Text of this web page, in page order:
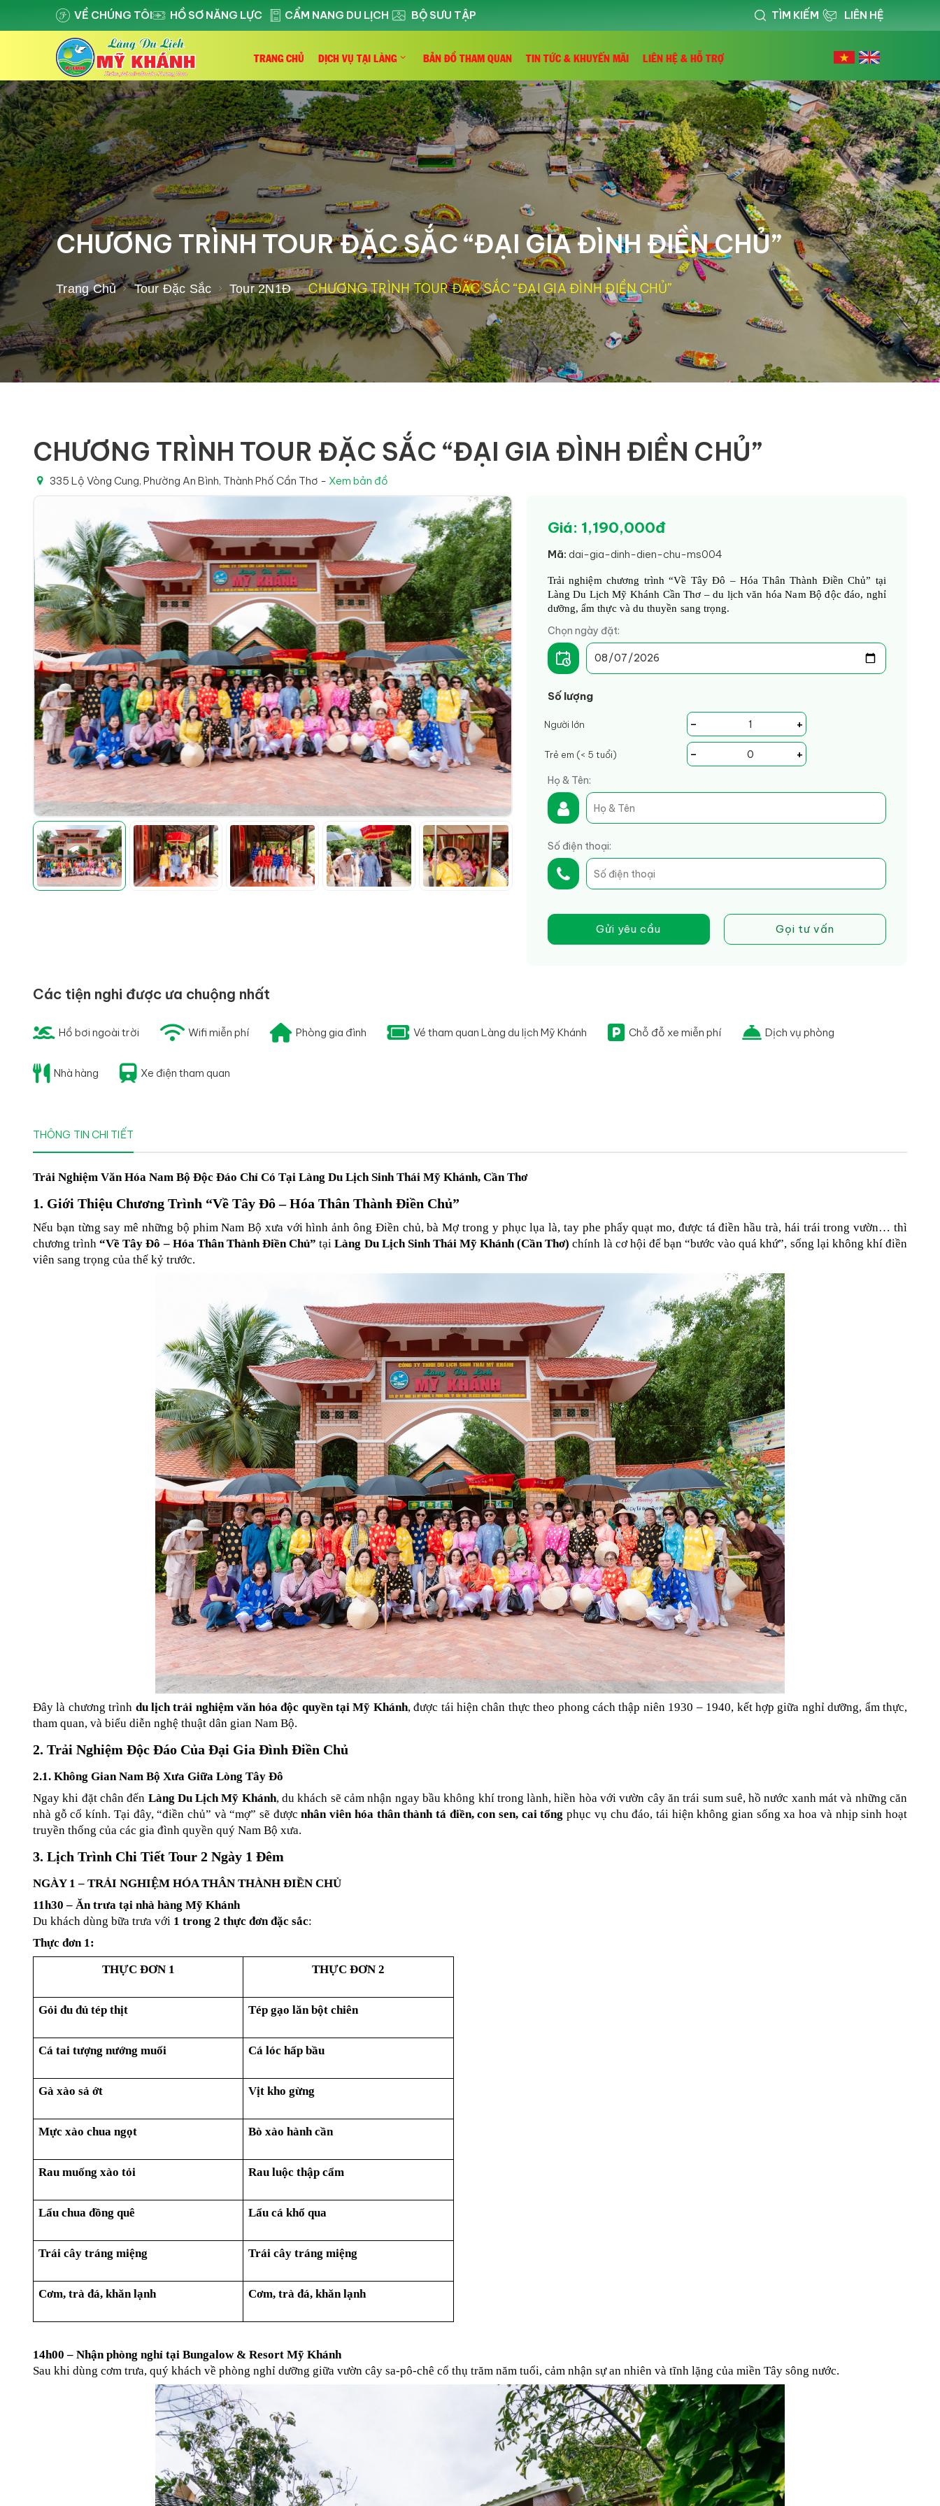
VỀ CHÚNG TÔI HỒ SƠ NĂNG LỰC CẨM NANG DU LỊCH BỘ SƯU TẬP TÌM KIẾM LIÊN HỆ
TRANG CHỦ DỊCH VỤ TẠI LÀNG BẢN ĐỒ THAM QUAN TIN TỨC & KHUYẾN MÃI LIÊN HỆ & HỖ TRỢ
CHƯƠNG TRÌNH TOUR ĐẶC SẮC “ĐẠI GIA ĐÌNH ĐIỀN CHỦ”
Trang Chủ Tour Đặc Sắc Tour 2N1Đ CHƯƠNG TRÌNH TOUR ĐẶC SẮC “ĐẠI GIA ĐÌNH ĐIỀN CHỦ”
CHƯƠNG TRÌNH TOUR ĐẶC SẮC “ĐẠI GIA ĐÌNH ĐIỀN CHỦ”
335 Lộ Vòng Cung, Phường An Bình, Thành Phố Cần Thơ - Xem bản đồ
Giá: 1,190,000đ
Mã: dai-gia-dinh-dien-chu-ms004
Trải nghiệm chương trình “Về Tây Đô – Hóa Thân Thành Điền Chủ” tại
Làng Du Lịch Mỹ Khánh Cần Thơ – du lịch văn hóa Nam Bộ độc đáo, nghỉ
dưỡng, ẩm thực và du thuyền sang trọng.
Chọn ngày đặt:
Số lượng
Người lớn - +
Trẻ em (< 5 tuổi) - +
Họ & Tên:
Số điện thoại:
Gửi yêu cầu Gọi tư vấn
Các tiện nghi được ưa chuộng nhất
Hồ bơi ngoài trời Wifi miễn phí Phòng gia đình Vé tham quan Làng du lịch Mỹ Khánh Chỗ đỗ xe miễn phí Dịch vụ phòng
Nhà hàng Xe điện tham quan
THÔNG TIN CHI TIẾT
Trải Nghiệm Văn Hóa Nam Bộ Độc Đáo Chỉ Có Tại Làng Du Lịch Sinh Thái Mỹ Khánh, Cần Thơ
1. Giới Thiệu Chương Trình “Về Tây Đô – Hóa Thân Thành Điền Chủ”
Nếu bạn từng say mê những bộ phim Nam Bộ xưa với hình ảnh ông Điền chủ, bà Mợ trong y phục lụa là, tay phe phẩy quạt mo, được tá điền hầu trà, hái trái trong vườn… thì
chương trình “Về Tây Đô – Hóa Thân Thành Điền Chủ” tại Làng Du Lịch Sinh Thái Mỹ Khánh (Cần Thơ) chính là cơ hội để bạn “bước vào quá khứ”, sống lại không khí điền
viên sang trọng của thế kỷ trước.
Đây là chương trình du lịch trải nghiệm văn hóa độc quyền tại Mỹ Khánh, được tái hiện chân thực theo phong cách thập niên 1930 – 1940, kết hợp giữa nghỉ dưỡng, ẩm thực,
tham quan, và biểu diễn nghệ thuật dân gian Nam Bộ.
2. Trải Nghiệm Độc Đáo Của Đại Gia Đình Điền Chủ
2.1. Không Gian Nam Bộ Xưa Giữa Lòng Tây Đô
Ngay khi đặt chân đến Làng Du Lịch Mỹ Khánh, du khách sẽ cảm nhận ngay bầu không khí trong lành, hiền hòa với vườn cây ăn trái sum suê, hồ nước xanh mát và những căn
nhà gỗ cổ kính. Tại đây, “điền chủ” và “mợ” sẽ được nhân viên hóa thân thành tá điền, con sen, cai tổng phục vụ chu đáo, tái hiện không gian sống xa hoa và nhịp sinh hoạt
truyền thống của các gia đình quyền quý Nam Bộ xưa.
3. Lịch Trình Chi Tiết Tour 2 Ngày 1 Đêm
NGÀY 1 – TRẢI NGHIỆM HÓA THÂN THÀNH ĐIỀN CHỦ
11h30 – Ăn trưa tại nhà hàng Mỹ Khánh
Du khách dùng bữa trưa với 1 trong 2 thực đơn đặc sắc:
Thực đơn 1:
THỰC ĐƠN 1
THỰC ĐƠN 2
Gỏi đu đủ tép thịt Tép gạo lăn bột chiên
Cá tai tượng nướng muối Cá lóc hấp bầu
Gà xào sả ớt Vịt kho gừng
Mực xào chua ngọt Bò xào hành cần
Rau muống xào tỏi Rau luộc thập cẩm
Lẩu chua đồng quê Lẩu cá khổ qua
Trái cây tráng miệng Trái cây tráng miệng
Cơm, trà đá, khăn lạnh Cơm, trà đá, khăn lạnh
14h00 – Nhận phòng nghỉ tại Bungalow & Resort Mỹ Khánh
Sau khi dùng cơm trưa, quý khách về phòng nghỉ dưỡng giữa vườn cây sa-pô-chê cổ thụ trăm năm tuổi, cảm nhận sự an nhiên và tĩnh lặng của miền Tây sông nước.